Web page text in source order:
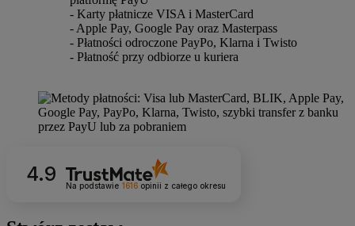
- Karty płatnicze VISA i MasterCard
- Apple Pay, Google Pay oraz Masterpass
- Płatności odroczone PayPo, Klarna i Twisto
- Płatność przy odbiorze u kuriera
4.9
Na podstawie 1616opinii z całego okresu